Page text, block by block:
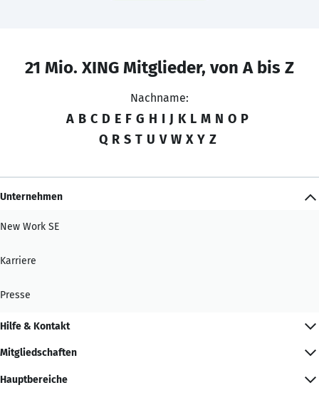
21 Mio. XING Mitglieder, von A bis Z
Nachname:
A B C D E F G H I J K L M N O P
Q R S T U V W X Y Z
Unternehmen
New Work SE
Karriere
Presse
Hilfe & Kontakt
Mitgliedschaften
Hauptbereiche